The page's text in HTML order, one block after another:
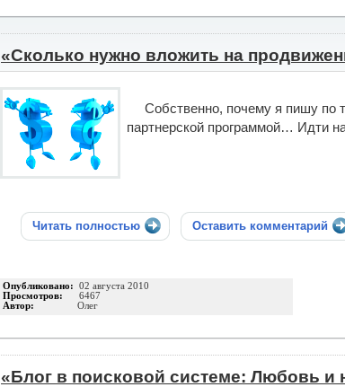
«Сколько нужно вложить на
Собственно, почему я пишу по
партнерской программой… Идти
Читать полностью Оставить комментарий
Опубликовано: 02 августа 2010
Просмотров: 6467
Автор: Олег
«Блог в поисковой системе: Любовь и